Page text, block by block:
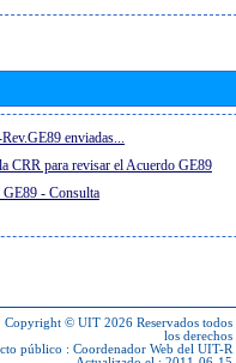
enviadas...
CRR para revisar el Acuerdo GE89
GE89 - Consulta
Copyright © UIT 2026 Reservados todos
los derechos
público : Coordenador Web del UIT-R